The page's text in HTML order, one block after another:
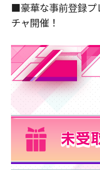
■豪華な事前登録プ
チャ開催！